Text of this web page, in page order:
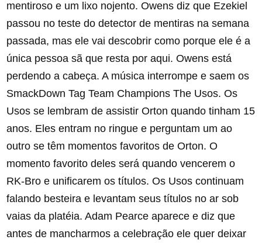
mentiroso e um lixo nojento. Owens diz que Ezekiel
passou no teste do detector de mentiras na semana
passada, mas ele vai descobrir como porque ele é a
única pessoa sã que resta por aqui. Owens está
perdendo a cabeça. A música interrompe e saem os
SmackDown Tag Team Champions The Usos. Os
Usos se lembram de assistir Orton quando tinham 15
anos. Eles entram no ringue e perguntam um ao
outro se têm momentos favoritos de Orton. O
momento favorito deles será quando vencerem o
RK-Bro e unificarem os títulos. Os Usos continuam
falando besteira e levantam seus títulos no ar sob
vaias da platéia. Adam Pearce aparece e diz que
antes de mancharmos a celebração ele quer deixar